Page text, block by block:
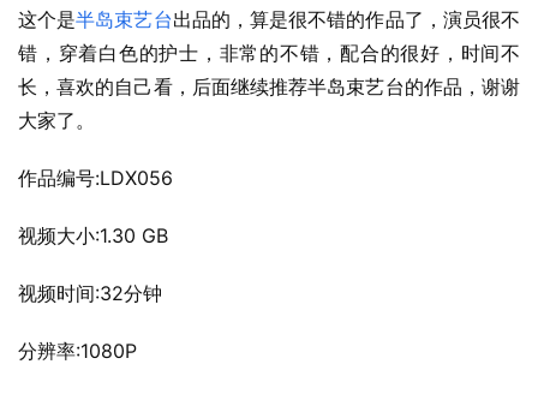
这个是半岛束艺台出品的，算是很不错的作品了，演员很不
错，穿着白色的护士，非常的不错，配合的很好，时间不
长，喜欢的自己看，后面继续推荐半岛束艺台的作品，谢谢
大家了。
作品编号:LDX056
视频大小:1.30 GB
视频时间:32分钟
分辨率:1080P